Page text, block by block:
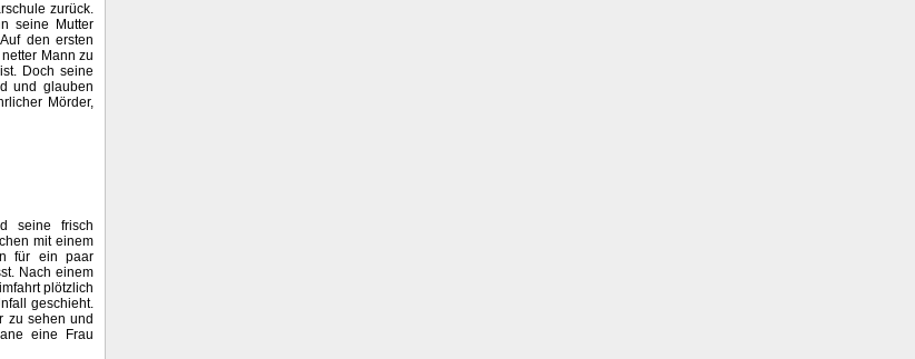
zurück.
seine Mutter
den ersten
Mann zu
Doch seine
und glauben
Mörder,
seine frisch
mit einem
für ein paar
Nach einem
plötzlich
geschieht.
zu sehen und
eine Frau